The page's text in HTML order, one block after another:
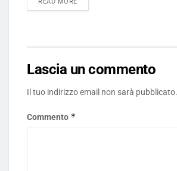
READ MORE
Lascia un commento
Il tuo indirizzo email non sarà pubblicato.
Commento *